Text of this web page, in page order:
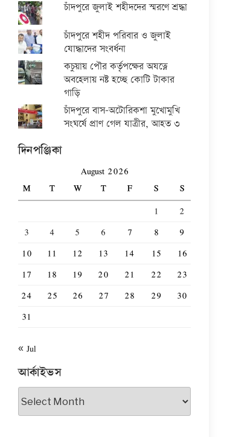
চাঁদপুরে জুলাই শহীদদের স্মরণে শ্রদ্ধা
চাঁদপুরে শহীদ পরিবার ও জুলাই
যোদ্ধাদের সংবর্ধনা
কচুয়ায় পৌর কর্তৃপক্ষের অযত্নে
অবহেলায় নষ্ট হচ্ছে কোটি টাকার
গাড়ি
চাঁদপুরে বাস-অটোরিকশা মুখোমুখি
সংঘর্ষে প্রাণ গেল যাত্রীর, আহত ৩
দিনপঞ্জিকা
August 2026
M
T W T F S
S
1
2
3
4 5 6 7 8
9
10
11 12 13 14 15
16
17
18 19 20 21 22
23
24
25 26 27 28 29
30
31
« Jul
আর্কাইভস
আর্কাইভস